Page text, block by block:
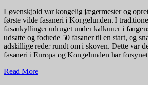
Løvenskjold var kongelig jægermester og
første vilde fasaneri i Kongelunden. I
fasankyllinger udruget under kalkuner i
udsatte og fodrede 50 fasaner til en start, og
adskillige reder rundt om i skoven. Dette var
fasaneri i Europa og Kongelunden har forsynet
Read More